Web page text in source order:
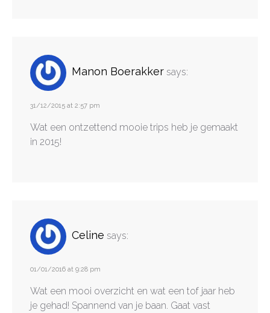
Manon Boerakker says:
31/12/2015 at 2:57 pm
Wat een ontzettend mooie trips heb je gemaakt
in 2015!
Celine says:
01/01/2016 at 9:28 pm
Wat een mooi overzicht en wat een tof jaar heb
je gehad! Spannend van je baan. Gaat vast